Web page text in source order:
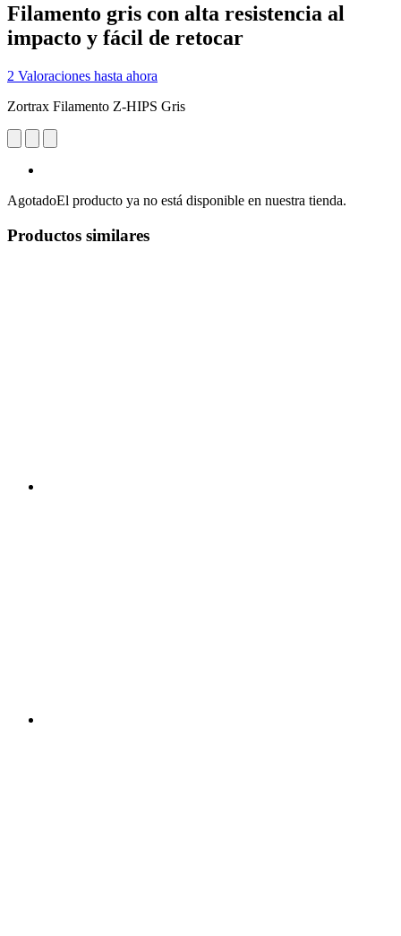
Filamento gris con alta resistencia al
impacto y fácil de retocar
2 Valoraciones hasta ahora
Zortrax Filamento Z-HIPS Gris
AgotadoEl producto ya no está disponible en nuestra tienda.
Productos similares